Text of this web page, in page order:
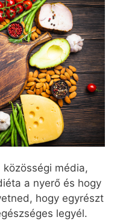
média,
a nyerő és hogy
hogy egyrészt
legyél.